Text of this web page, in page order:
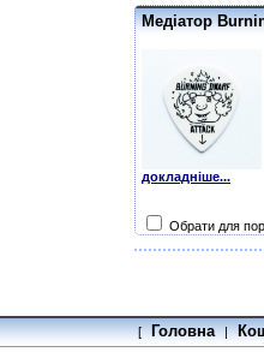
Медіатор
докладніше...
Обрати для
[ Головна |